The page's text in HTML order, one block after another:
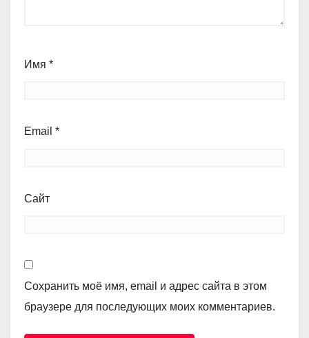
Имя *
Email *
Сайт
Сохранить моё имя, email и адрес сайта в этом
браузере для последующих моих комментариев.